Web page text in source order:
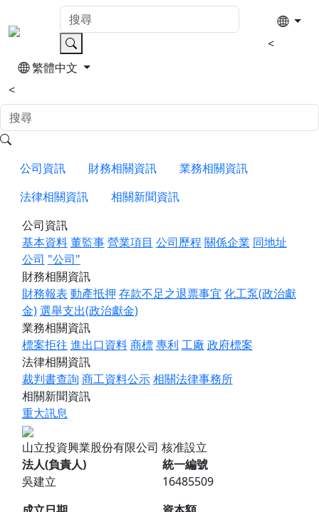
<
繁體中文
<
公司資訊 財務相關資訊
業務相關資訊
法律相關資訊
相關新聞資訊
公司資訊
基本資料董監事營業項目 公司歷程 關係企業 同地址
公司 "公司"
財務相關資訊
財務報表 動產抵押 存款不足之退票事宜 化工泵(政治獻
金)選舉支出(政治獻金)
業務相關資訊
標案拒往 進出口資料商標專利 工廠 政府標案
法律相關資訊
裁判書查詢 商工資料公示相關法律事務所
相關新聞資訊
重大訊息
山立投資興業股份有限公司 核准設立
法人(負責人)
吳建立
統一編號
16485509